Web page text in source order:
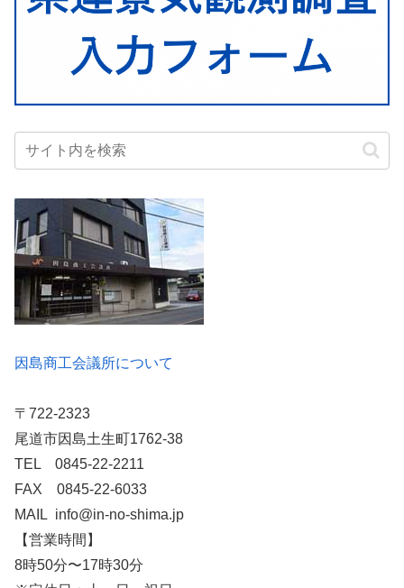
因島商工会議所について
〒722-2323
尾道市因島土生町1762-38
TEL 0845-22-2211
FAX 0845-22-6033
MAIL info@in-no-shima.jp
【営業時間】
8時50分〜17時30分